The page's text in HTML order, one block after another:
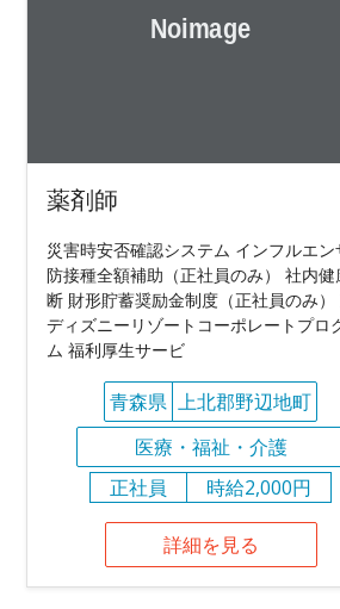
薬剤師
災害時安否確認システム インフルエン
防接種全額補助（正社員のみ） 社内健
断 財形貯蓄奨励金制度（正社員のみ）
ディズニーリゾートコーポレートプロ
ム 福利厚生サービ
青森県 上北郡野辺地町
医療・福祉・介護
正社員
時給2,000円
詳細を見る